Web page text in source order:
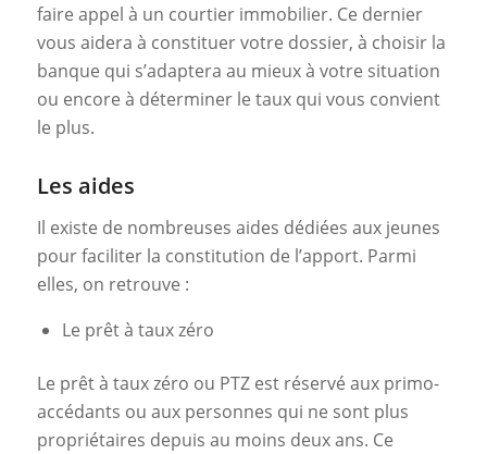
faire appel à un courtier immobilier. Ce dernier
vous aidera à constituer votre dossier, à choisir la
banque qui s’adaptera au mieux à votre situation
ou encore à déterminer le taux qui vous convient
le plus.
Les aides
Il existe de nombreuses aides dédiées aux jeunes
pour faciliter la constitution de l’apport. Parmi
elles, on retrouve :
Le prêt à taux zéro
Le prêt à taux zéro ou PTZ est réservé aux primo-
accédants ou aux personnes qui ne sont plus
propriétaires depuis au moins deux ans. Ce